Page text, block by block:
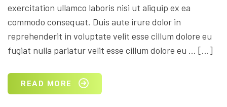
exercitation ullamco laboris nisi ut aliquip ex ea
commodo consequat. Duis aute irure dolor in
reprehenderit in voluptate velit esse cillum dolore eu
fugiat nulla pariatur velit esse cillum dolore eu … […]
READ MORE